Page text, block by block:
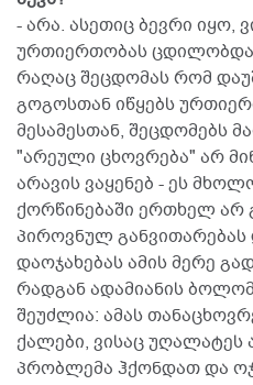
- არა. ასეთიც ბევრი იყო,
ურთიერთობას ცდილობდა,
რაღაც შეცდომას რომ
გოგოსთან იწყებს
მესამესთან, შეცდომებს
"არეული ცხოვრება" არ
არავის ვაყენებ - ეს
ქორწინებაში ერთხელ არ
პიროვნულ
დაოჯახებას ამის მერე
რადგან ადამიანის
შეუძლია: ამას
ქალები, ვისაც უღალატეს
პრობლემა ჰქონდათ და